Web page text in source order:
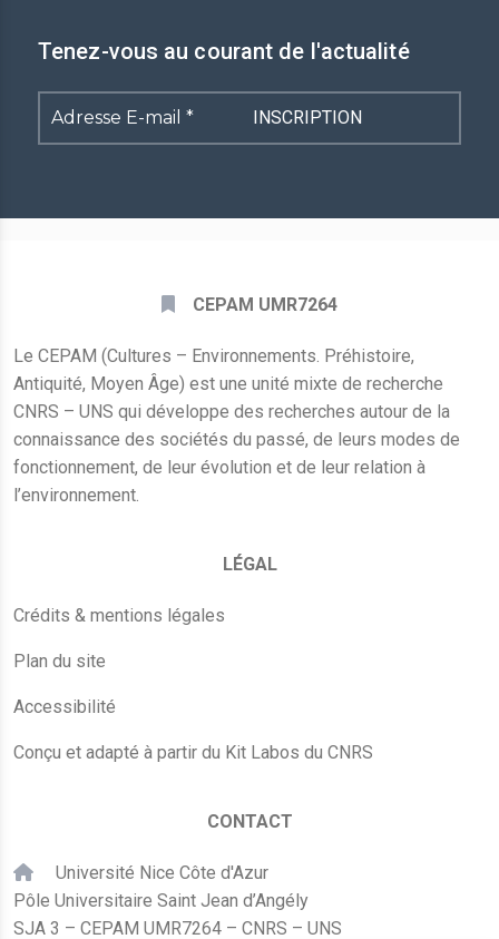
Tenez-vous au courant de l'actualité
Adresse
E-
CEPAM UMR7264
Le CEPAM (Cultures – Environnements. Préhistoire,
Antiquité, Moyen Âge) est une unité mixte de recherche
CNRS – UNS qui développe des recherches autour de la
connaissance des sociétés du passé, de leurs modes de
fonctionnement, de leur évolution et de leur relation à
l’environnement.
LÉGAL
Crédits & mentions légales
Plan du site
Accessibilité
Conçu et adapté à partir du Kit Labos du CNRS
CONTACT
Université Nice Côte d'Azur
Pôle Universitaire Saint Jean d’Angély
SJA 3 – CEPAM UMR7264 – CNRS – UNS